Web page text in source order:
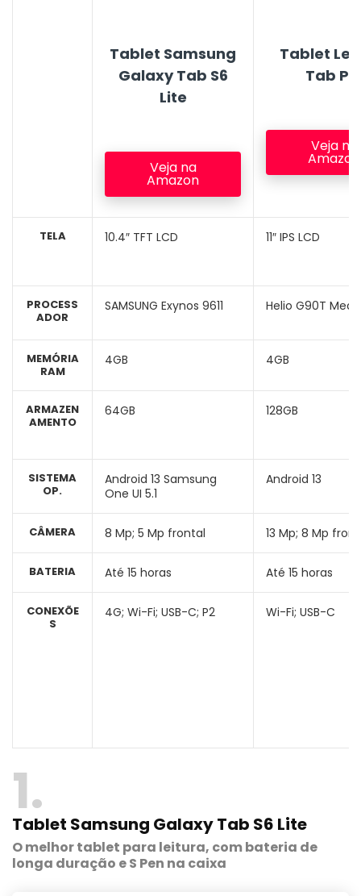
TELA
PROCESS
ADOR
MEMÓRIA
RAM
ARMAZEN
AMENTO
SISTEMA
OP.
CÂMERA
BATERIA
CONEXÕE
S
Tablet Samsung
Galaxy Tab S6
Lite
Veja na
Amazon
10.4″ TFT LCD
SAMSUNG Exynos 9611
4GB
64GB
Android 13 Samsung
One UI 5.1
8 Mp; 5 Mp frontal
Até 15 horas
4G; Wi-Fi; USB-C; P2
Tablet
Tab
Veja na
Amazon
11″ IPS LCD
Helio G90T
4GB
128GB
Android 13
13 Mp; 8 Mp
Até 15 horas
Wi-Fi; USB-C
1
Tablet Samsung Galaxy Tab S6 Lite
O melhor tablet para leitura, com bateria de
longa duração e S Pen na caixa